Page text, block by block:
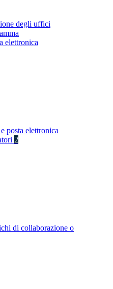
degli uffici
elettronica
posta elettronica
2
di collaborazione o